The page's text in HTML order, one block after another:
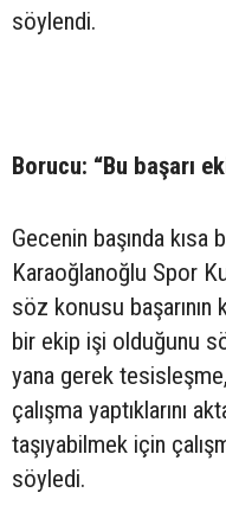
söylendi.
Borucu: “Bu başarı
Gecenin başında kısa
Karaoğlanoğlu Spor
söz konusu
bir ekip işi olduğunu
yana gerek
çalışma yaptıklarını
taşıyabilmek için
söyledi.